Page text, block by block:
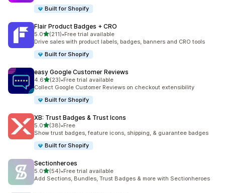
Built for Shopify
Flair Product Badges + CRO
5.05つ星中
(211)
合計レビュー数：211件
•Free trial available
Drive sales with product labels, badges, banners and CRO tools
Built for Shopify
easy Google Customer Reviews
4.65つ星中
(23)
合計レビュー数：23件
•Free trial available
Collect Google Customer Reviews on checkout extensibility
Built for Shopify
XB: Trust Badges & Trust Icons
5.05つ星中
(38)
合計レビュー数：38件
•Free
Show trust badges, feature icons, shipping, & guarantee badges
Built for Shopify
Sectionheroes
5.05つ星中
(54)
合計レビュー数：54件
•Free trial available
Add Sections, Bundles, Trust Badges & more with Sectionheroes